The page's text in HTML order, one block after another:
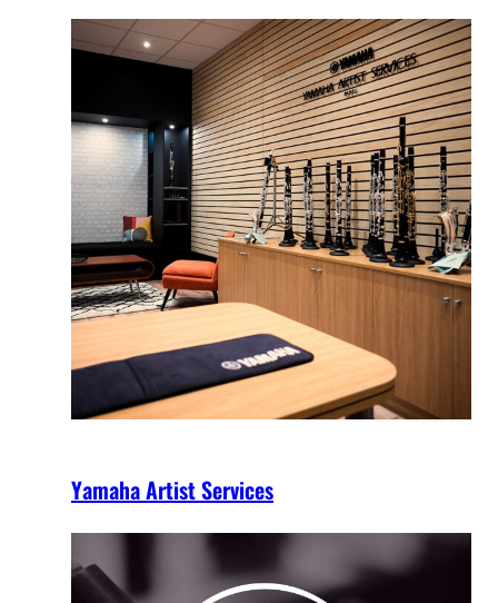
Yamaha Artist Services